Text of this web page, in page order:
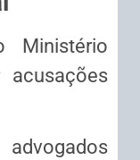
Ministério
acusações